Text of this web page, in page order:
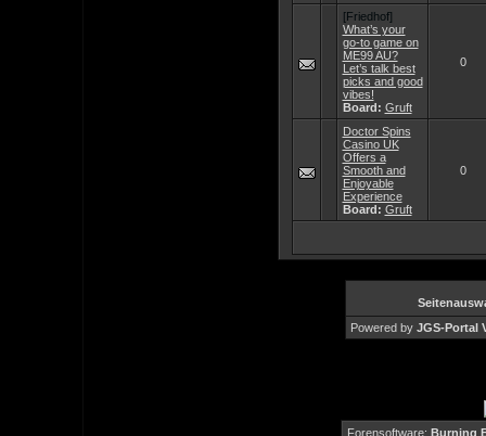
[Friedhof]
What’s your
go-to game on
ME99 AU?
Let’s talk best
picks and good
vibes!
Board: Gruft
0
Doctor Spins
Casino UK
Offers a
Smooth and
Enjoyable
Experience
Board: Gruft
0
Powered by JGS-Portal
Forensoftware: Burning